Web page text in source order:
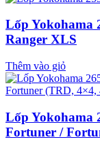
Lốp Yokohama
Ranger XLS
Thêm vào giỏ
Lốp Yokohama
Fortuner /